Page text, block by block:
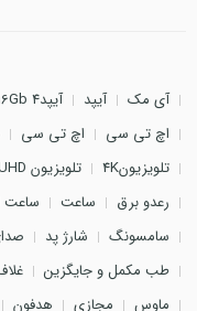
آی مک آیپد آیپد4 16Gb
اچ تی سی
اچ تی سی
تلویزیون4K
تلویزیون UHD
رعدو برق
ساعت ساعت
سامسونگ
شارژ پد
طب مکمل و جایگزین
ماوس
مجازی هدفون